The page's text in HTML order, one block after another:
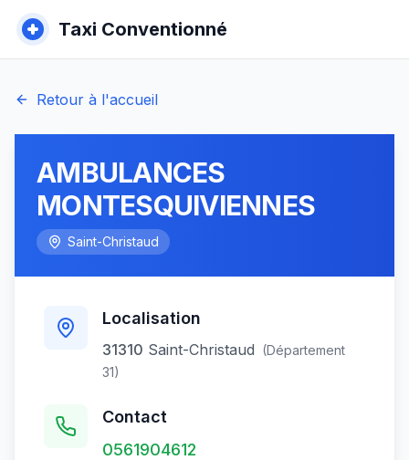
Taxi Conventionné
Retour à l'accueil
AMBULANCES
MONTESQUIVIENNES
Saint-Christaud
Localisation
31310 Saint-Christaud (Département
31)
Contact
0561904612